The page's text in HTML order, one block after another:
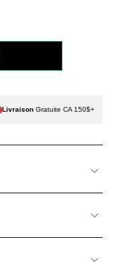
Livraison Gratuite CA 150$+